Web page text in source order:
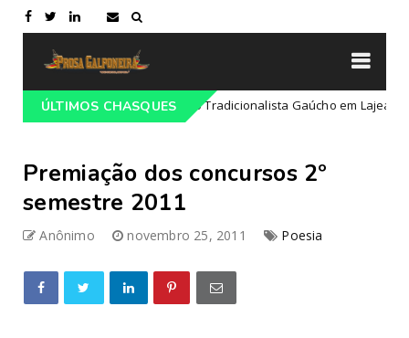
ÚLTIMOS CHASQUES
do 68º Congresso Tradicionalista Gaúcho em Lajeado-RS
Premiação dos concursos 2º
semestre 2011
Anônimo novembro 25, 2011 Poesia